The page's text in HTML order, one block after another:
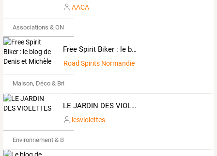
AACA
Associations & ONG
Free Spirit Biker : le blog de Denis et Michèle
Road Spirits Normandie HDC
Maison, Déco & Bricolage
LE JARDIN DES VIOLETTES
lesviolettes
Environnement & Bio